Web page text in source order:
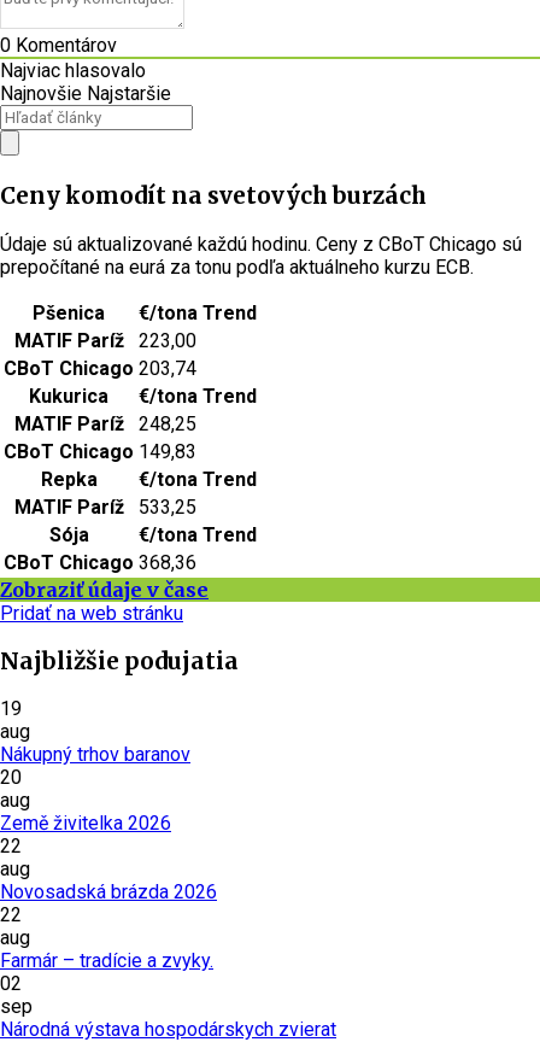
0 Komentárov
Najviac hlasovalo
Najnovšie Najstaršie
Ceny komodít na svetových burzách
Údaje sú aktualizované každú hodinu. Ceny z CBoT Chicago sú
prepočítané na eurá za tonu podľa aktuálneho kurzu ECB.
Pšenica
€/tona Trend
MATIF Paríž
223,00
CBoT Chicago 203,74
Kukurica
€/tona Trend
MATIF Paríž
248,25
CBoT Chicago 149,83
Repka
€/tona Trend
MATIF Paríž
533,25
Sója
€/tona Trend
CBoT Chicago 368,36
Zobraziť údaje v čase
Pridať na web stránku
Najbližšie podujatia
19
aug
Nákupný trhov baranov
20
aug
Země živitelka 2026
22
aug
Novosadská brázda 2026
22
aug
Farmár – tradície a zvyky.
02
sep
Národná výstava hospodárskych zvierat